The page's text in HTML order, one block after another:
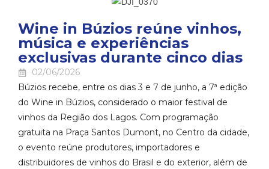
Wine in Búzios reúne vinhos,
música e experiências
exclusivas durante cinco dias
02/06/2026
Búzios recebe, entre os dias 3 e 7 de junho, a 7ª edição
do Wine in Búzios, considerado o maior festival de
vinhos da Região dos Lagos. Com programação
gratuita na Praça Santos Dumont, no Centro da cidade,
o evento reúne produtores, importadores e
distribuidores de vinhos do Brasil e do exterior, além de